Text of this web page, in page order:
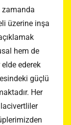
zamanda
üzerine inşa
hem de
ederek
güçlü
Her
lacivertliler